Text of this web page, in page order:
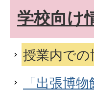
学校向け
授業内での
「出張博物